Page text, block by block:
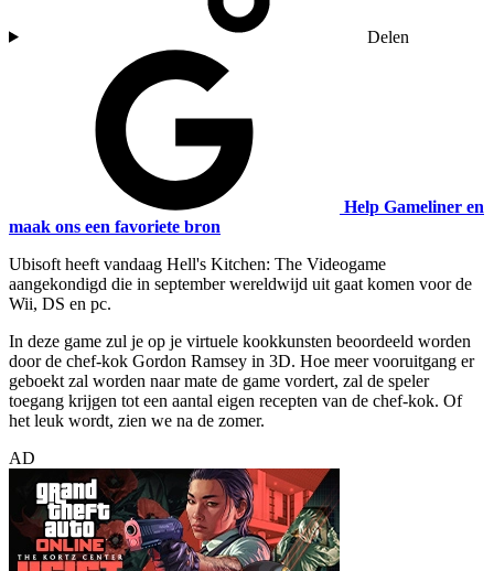
Delen
Help Gameliner en
maak ons een favoriete bron
Ubisoft heeft vandaag Hell's Kitchen: The Videogame
aangekondigd die in september wereldwijd uit gaat komen voor de
Wii, DS en pc.
In deze game zul je op je virtuele kookkunsten beoordeeld worden
door de chef-kok Gordon Ramsey in 3D. Hoe meer vooruitgang er
geboekt zal worden naar mate de game vordert, zal de speler
toegang krijgen tot een aantal eigen recepten van de chef-kok. Of
het leuk wordt, zien we na de zomer.
AD